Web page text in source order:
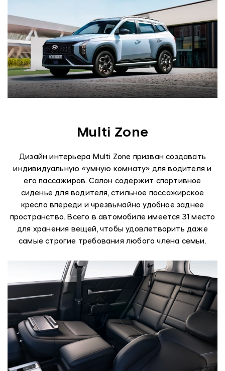
Multi Zone
Дизайн интерьера Multi Zone призван создавать
индивидуальную «умную комнату» для водителя и
его пассажиров. Салон содержит спортивное
сиденье для водителя, стильное пассажирское
кресло впереди и чрезвычайно удобное заднее
пространство. Всего в автомобиле имеется 31 место
для хранения вещей, чтобы удовлетворить даже
самые строгие требования любого члена семьи.